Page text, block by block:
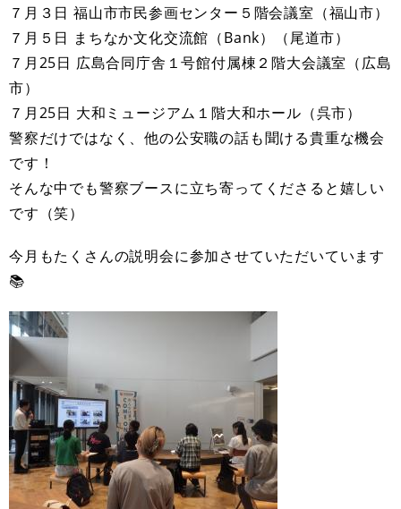
７月３日 福山市市民参画センター５階会議室（福山市）
７月５日 まちなか文化交流館（Bank）（尾道市）
７月25日 広島合同庁舎１号館付属棟２階大会議室（広島
市）
７月25日 大和ミュージアム１階大和ホール（呉市）
警察だけではなく、他の公安職の話も聞ける貴重な機会
です！
そんな中でも警察ブースに立ち寄ってくださると嬉しい
です（笑）
今月もたくさんの説明会に参加させていただいています
📚